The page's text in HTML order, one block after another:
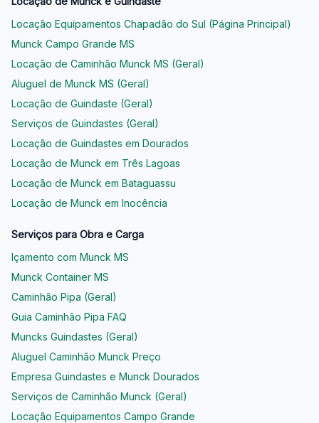
Locação Equipamentos Chapadão do Sul (Página Principal)
Munck Campo Grande MS
Locação de Caminhão Munck MS (Geral)
Aluguel de Munck MS (Geral)
Locação de Guindaste (Geral)
Serviços de Guindastes (Geral)
Locação de Guindastes em Dourados
Locação de Munck em Três Lagoas
Locação de Munck em Bataguassu
Locação de Munck em Inocência
Serviços para Obra e Carga
Içamento com Munck MS
Munck Container MS
Caminhão Pipa (Geral)
Guia Caminhão Pipa FAQ
Muncks Guindastes (Geral)
Aluguel Caminhão Munck Preço
Empresa Guindastes e Munck Dourados
Serviços de Caminhão Munck (Geral)
Locação Equipamentos Campo Grande